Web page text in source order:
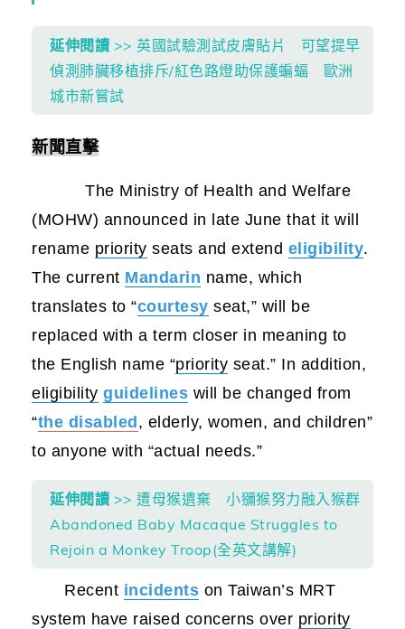
延伸閱讀 >> 英國試驗測試皮膚貼片 可望提早
偵測肺臟移植排斥/紅色路燈助保護蝙蝠 歐洲
城市新嘗試
新聞直擊
The Ministry of Health and Welfare
(MOHW) announced in late June that it will
rename priority seats and extend eligibility.
The current Mandarin name, which
translates to “courtesy seat,” will be
replaced with a term closer in meaning to
the English name “priority seat.” In addition,
eligibility guidelines will be changed from
“the disabled, elderly, women, and children”
to anyone with “actual needs.”
延伸閱讀 >> 遭母猴遺棄 小獼猴努力融入猴群
Abandoned Baby Macaque Struggles to
Rejoin a Monkey Troop(全英文講解)
Recent incidents on Taiwan’s MRT
system have raised concerns over priority